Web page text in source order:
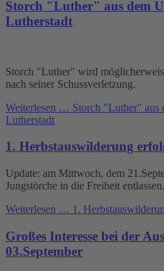
Storch "Luther" aus dem
Lutherstadt
Storch "Luther" wird
nach seiner Schussverletzung.
Weiterlesen … Storch "Luther" aus
Lutherstadt
1. Herbstauswilderung
Update: am Mittwoch, dem
Jungstörche in die Freiheit entlassen.
Weiterlesen … 1.
Großes Interesse bei der
03.September